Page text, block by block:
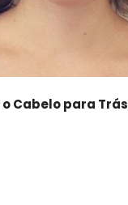
Cabelo para Trás